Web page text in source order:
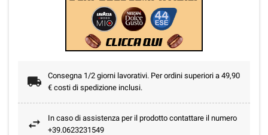
Consegna 1/2 giorni lavorativi. Per ordini superiori a 49,90
€ costi di spedizione inclusi.
In caso di assistenza per il prodotto contattare il numero
+39.0623231549